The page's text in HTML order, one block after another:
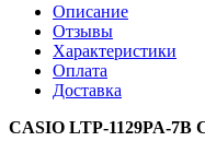
Описание
Отзывы
Характеристики
Оплата
Доставка
CASIO LTP-1129PA-7B